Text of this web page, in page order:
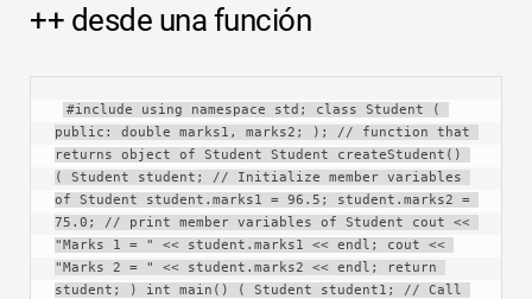
++ desde una función
#include using namespace std; class Student (
public: double marks1, marks2; ); // function that
returns object of Student Student createStudent()
( Student student; // Initialize member variables
of Student student.marks1 = 96.5; student.marks2 =
75.0; // print member variables of Student cout <<
"Marks 1 = " << student.marks1 << endl; cout <<
"Marks 2 = " << student.marks2 << endl; return
student; ) int main() ( Student student1; // Call